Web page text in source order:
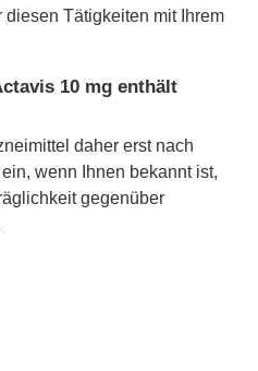
Tätigkeiten mit Ihrem
10 mg enthält
daher erst nach
wenn Ihnen bekannt ist,
gegenüber